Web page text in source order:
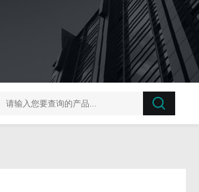
子东部枯萎病菌探针法qPCR试剂盒不含内参